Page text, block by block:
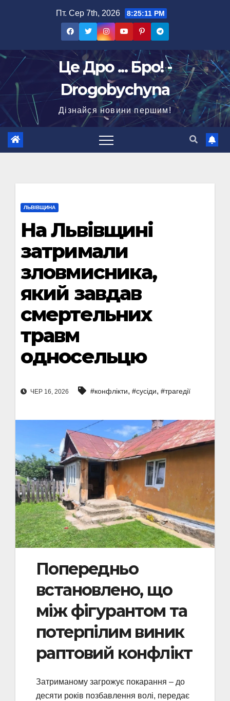
Пт. Сер 7th, 2026 8:25:12 PM
Це Дро ... Бро! -
Drogobychyna
Дізнайся новини першим!
ЛЬВІВЩИНА
На Львівщині
затримали
зловмисника,
який завдав
смертельних
травм
односельцю
ЧЕР 16, 2026 #конфлікти, #сусіди, #трагедії
Попередньо
встановлено, що
між фігурантом та
потерпілим виник
раптовий конфлікт
Затриманому загрожує покарання – до
десяти років позбавлення волі, передає